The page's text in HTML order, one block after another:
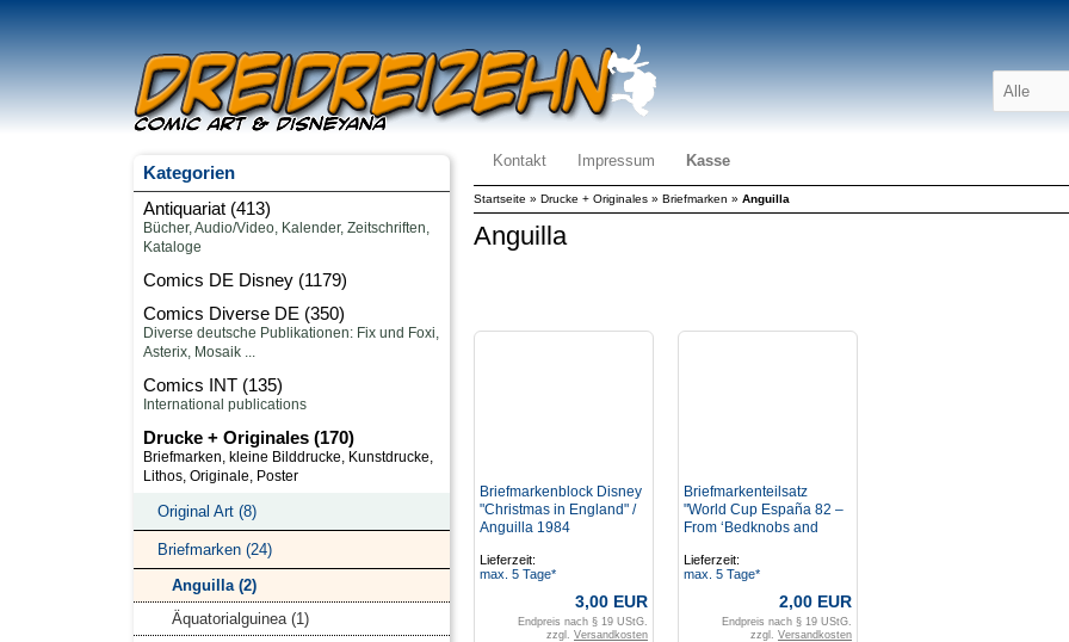
Kontakt Impressum Kasse
Startseite » Drucke + Originales » Briefmarken » Anguilla
Anguilla
Briefmarkenblock Disney
"Christmas in England" /
Anguilla 1984
Lieferzeit:
max. 5 Tage*
3,00 EUR
Endpreis nach § 19 UStG.
zzgl. Versandkosten
Briefmarkenteilsatz
"World Cup España 82 –
From ‘Bedknobs and
Anguilla 1982
Lieferzeit:
max. 5 Tage*
2,00 EUR
Endpreis nach § 19 UStG.
zzgl. Versandkosten
Kategorien
Antiquariat (413)
Comics DE Disney (1179)
Comics Diverse DE (350)
Comics INT (135)
Drucke + Originales (170)
Original Art (8)
Briefmarken (24)
Anguilla (2)
Äquatorialguinea (1)